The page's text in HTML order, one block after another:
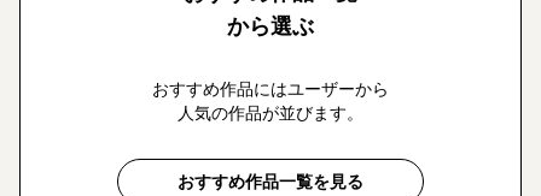
から選ぶ
おすすめ作品にはユーザーから
人気の作品が並びます。
おすすめ作品一覧を見る